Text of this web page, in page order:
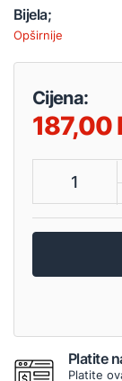
Bijela;
Opširnije
Cijena:
187,00
1
Platite
Platite